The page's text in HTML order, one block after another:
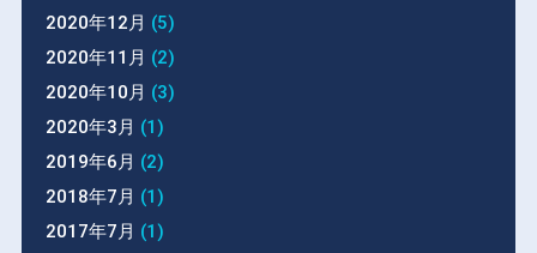
2020年12月 (5)
2020年11月 (2)
2020年10月 (3)
2020年3月 (1)
2019年6月 (2)
2018年7月 (1)
2017年7月 (1)